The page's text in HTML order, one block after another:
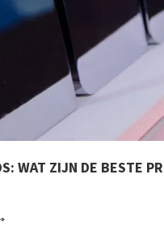
WAT ZIJN DE BESTE